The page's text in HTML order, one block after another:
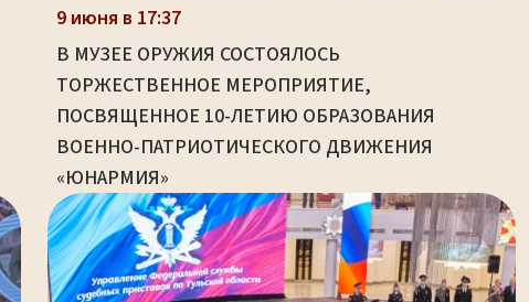
9 июня в 17:37
В МУЗЕЕ ОРУЖИЯ СОСТОЯЛОСЬ
ТОРЖЕСТВЕННОЕ МЕРОПРИЯТИЕ,
ПОСВЯЩЕННОЕ 10-ЛЕТИЮ ОБРАЗОВАНИЯ
ВОЕННО-ПАТРИОТИЧЕСКОГО ДВИЖЕНИЯ
«ЮНАРМИЯ»